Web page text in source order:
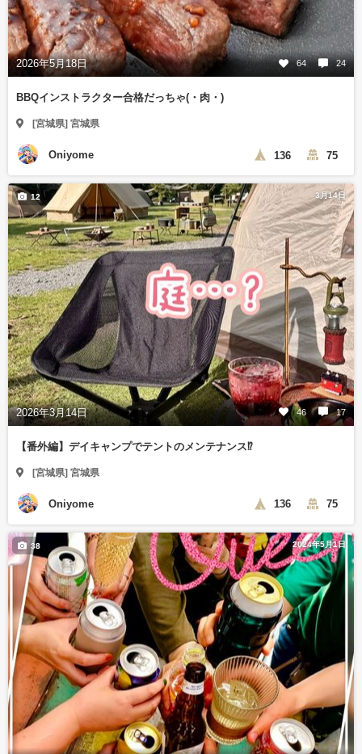
2026年5月18日 64 24
BBQインストラクター合格だっちゃ(・肉・)
[宮城県] 宮城県
Oniyome 136 75
3月14日
2026年3月14日 46 17
12
【番外編】デイキャンプでテントのメンテナンス⁉️
[宮城県] 宮城県
Oniyome 136 75
2024年5月1日
38